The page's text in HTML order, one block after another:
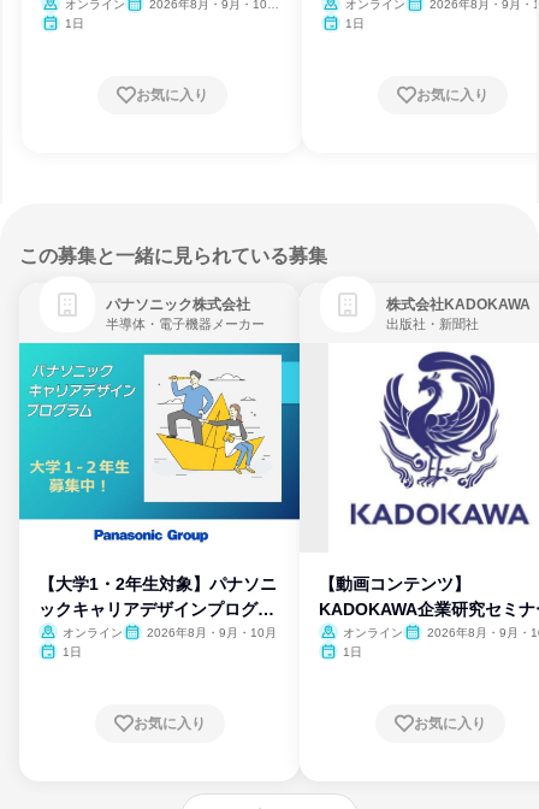
オンライン
2026年8月・9月・10
1日
お気に入り
オンライン
2026年8月・9月・
1日
お気に入り
この募集と一緒に見られている募集
パナソニック株式会社
半導体・電子機器メーカー
【大学1・2年生対象】パナソニ
ックキャリアデザインプログラ
ム
オンライン
2026年8月・9月・10月
1日
お気に入り
株式会社KADOKAWA
出版社・新聞社
【動画コンテンツ】
KADOKAWA企業研究セミナ
オンライン
2026年8月・9月・
1日
お気に入り